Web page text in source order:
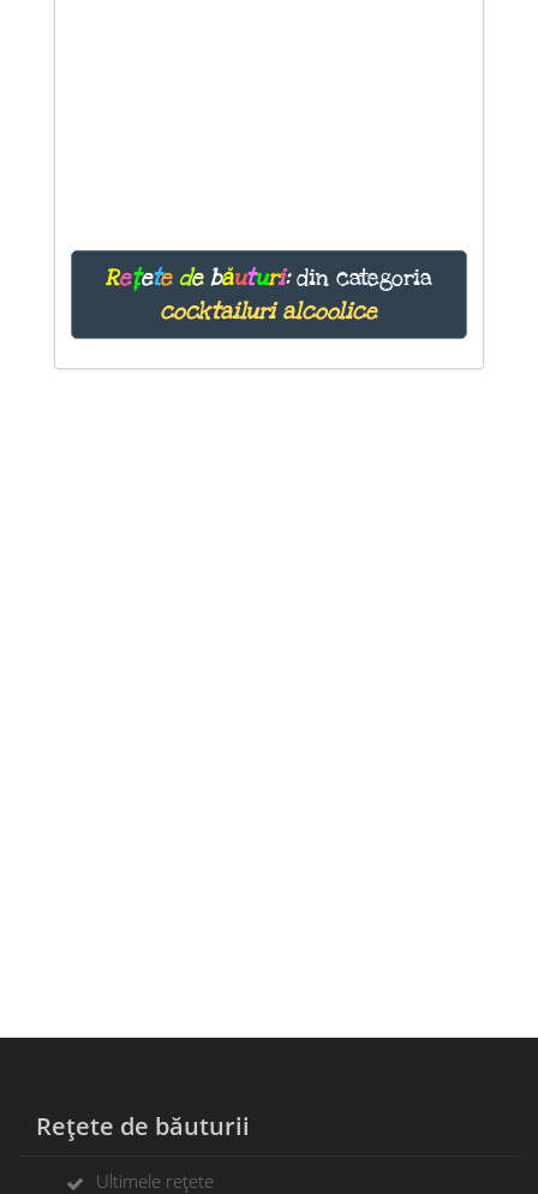
Rețete de băuturi:din categoria
cocktailuri alcoolice
Rețete de băuturii
Ultimele rețete